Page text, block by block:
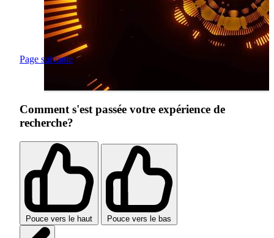
Page suivante
Comment s'est passée votre expérience de
recherche?
Pouce vers le haut Pouce vers le bas